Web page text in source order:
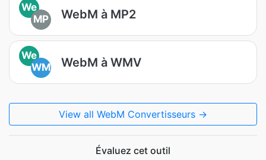
We
MP
WebM à MP2
We
WM
WebM à WMV
View all WebM Convertisseurs →
Évaluez cet outil